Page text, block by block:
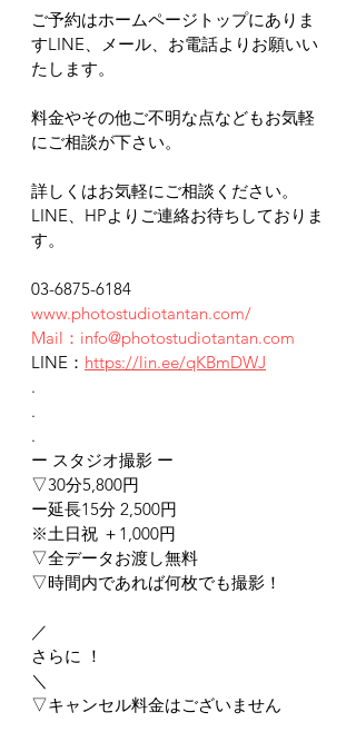
ご予約はホームページトップにありま
すLINE、メール、お電話よりお願いい
たします。
料金やその他ご不明な点などもお気軽
にご相談が下さい。
詳しくはお気軽にご相談ください。
LINE、HPよりご連絡お待ちしておりま
す。
03-6875-6184
www.photostudiotantan.com/
Mail：info@photostudiotantan.com
LINE： https://lin.ee/qKBmDWJ
.
.
.
ー スタジオ撮影 ー
▽30分5,800円
ー延長15分 2,500円
※土日祝 ＋1,000円
▽全データお渡し無料
▽時間内であれば何枚でも撮影！
／
さらに ！
＼
▽キャンセル料金はございません